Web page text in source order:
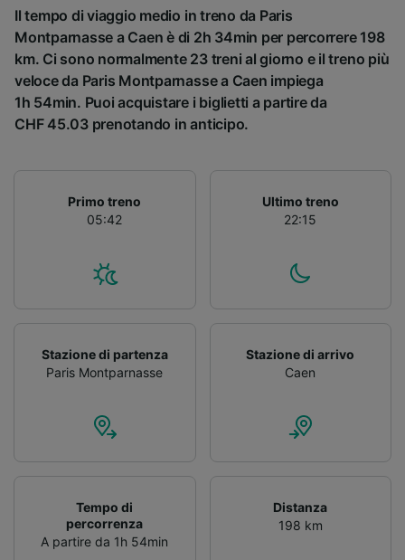
Il tempo di viaggio medio in treno da Paris
Montparnasse a Caen è di 2h 34min per percorrere 198
km. Ci sono normalmente 23 treni al giorno e il treno più
veloce da Paris Montparnasse a Caen impiega
1h 54min. Puoi acquistare i biglietti a partire da
CHF 45.03 prenotando in anticipo.
Primo treno
05:42
Ultimo treno
22:15
Stazione di partenza
Paris Montparnasse
Stazione di arrivo
Caen
Tempo di
percorrenza
A partire da 1h 54min
Distanza
198 km